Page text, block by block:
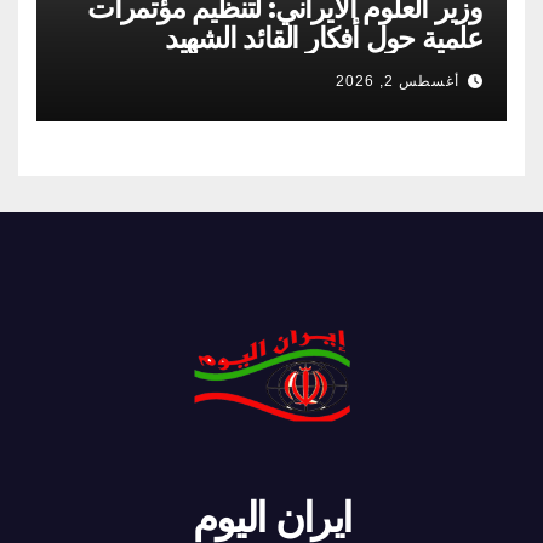
وزير العلوم الايراني: لتنظيم مؤتمرات
علمية حول أفكار القائد الشهيد
أغسطس 2, 2026
ايران اليوم